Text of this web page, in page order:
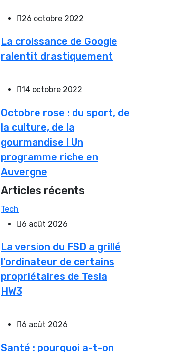
26 octobre 2022
La croissance de Google
ralentit drastiquement
14 octobre 2022
Octobre rose : du sport, de
la culture, de la
gourmandise ! Un
programme riche en
Auvergne
Articles récents
Tech
6 août 2026
La version du FSD a grillé
l’ordinateur de certains
propriétaires de Tesla
HW3
6 août 2026
Santé : pourquoi a-t-on